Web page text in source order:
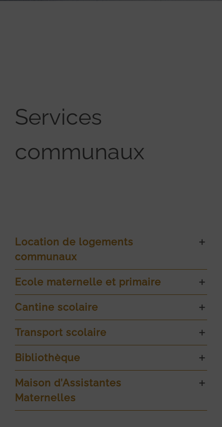
Services
communaux
Location de logements
communaux
Ecole maternelle et primaire
Cantine scolaire
Transport scolaire
Bibliothèque
Maison d’Assistantes
Maternelles